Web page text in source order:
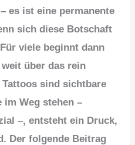
es ist eine permanente
sich diese Botschaft
viele beginnt dann
über das rein
sind sichtbare
im Weg stehen –
–, entsteht ein Druck,
Der folgende Beitrag